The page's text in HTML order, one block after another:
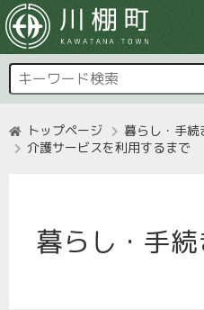
トップページ 暮らし・手続
介護サービスを利用するまで
暮らし・手続